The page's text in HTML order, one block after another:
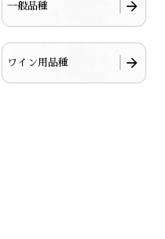
一般品種
ワイン用品種